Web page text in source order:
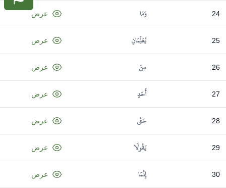
24 وَمَا عرض
25 يُعَلِّمَانِ عرض
26 مِنْ عرض
27 أَحَدٍ عرض
28 حَتَّى عرض
29 يَقُولَا عرض
30 إِنَّمَا عرض